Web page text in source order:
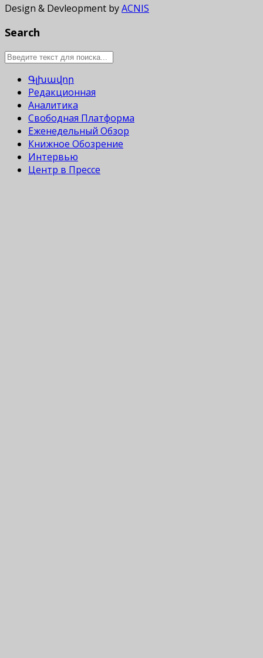
Design & Devleopment byACNIS
Search
Գլխավոր
Редакционная
Аналитика
Свободная Платформа
Еженедельный Обзор
Книжное Обозрение
Интервью
Центр в Прессе